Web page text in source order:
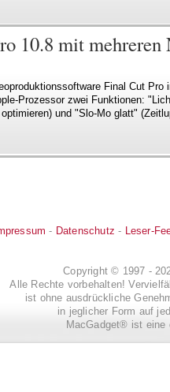
10.8 mit mehreren
Final Cut
Prozessor zwei Funktionen:
und "Slo-Mo glatt"
- Datenschutz - Leser-
Copyright © 1997 -
Alle Rechte vorbehalten!
ist ohne ausdrückliche
in jeglicher Form auf
MacGadget® ist eine